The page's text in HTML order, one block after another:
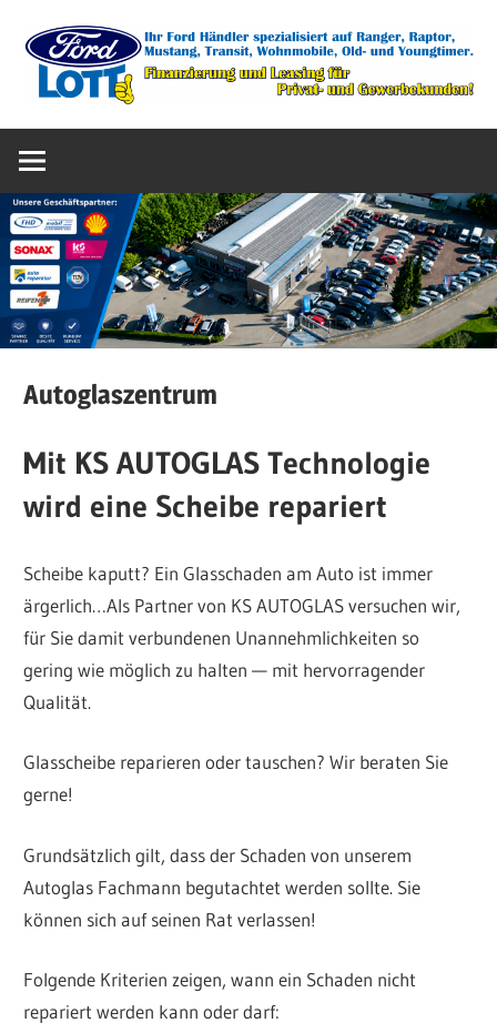
Inhalt
springen
Autohaus
Lott
GmbH
&
KG
–
Ford
FORD
spezialisiert
auf
Ranger,
Raptor,
Mustang,
Wohnmobile,
&
Youngtimer.
Autoglaszentrum
Mit KS AUTOGLAS Technologie
wird eine Scheibe repariert
Scheibe kaputt? Ein Glasschaden am Auto ist immer
ärgerlich…Als Partner von KS AUTOGLAS versuchen wir,
für Sie damit verbundenen Unannehmlichkeiten so
gering wie möglich zu halten — mit hervorragender
Qualität.
Glasscheibe reparieren oder tauschen? Wir beraten Sie
gerne!
Grundsätzlich gilt, dass der Schaden von unserem
Autoglas Fachmann begutachtet werden sollte. Sie
können sich auf seinen Rat verlassen!
Folgende Kriterien zeigen, wann ein Schaden nicht
repariert werden kann oder darf: